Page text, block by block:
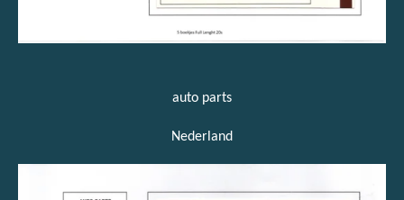
auto parts
Nederland